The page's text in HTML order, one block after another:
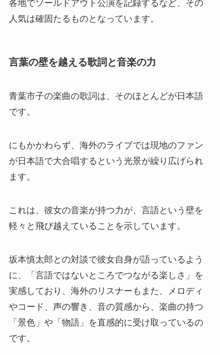
各地でソールドアウト公演を記録するなど、その
人気は確固たるものとなっています。
言葉の壁を越える歌詞と音楽の力
青葉市子の楽曲の歌詞は、そのほとんどが日本語
です。
にもかかわらず、海外のライブでは現地のファン
が日本語で大合唱するという光景が繰り広げられ
ます。
これは、彼女の音楽が持つ力が、言語という壁を
軽々と飛び越えていることを示しています。
坂本慎太郎との対談で彼女自身が語っているよう
に、「言語ではないところでつながる楽しさ」を
実感しており、海外のリスナーもまた、メロディ
やコード、声の響き、音の質感から、楽曲の持つ
「景色」や「物語」を直感的に受け取っているの
です。